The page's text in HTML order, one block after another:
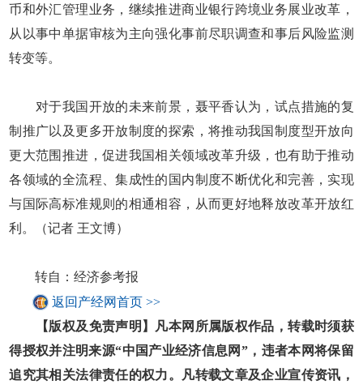
币和外汇管理业务，继续推进商业银行跨境业务展业改革，
从以事中单据审核为主向强化事前尽职调查和事后风险监测
转变等。
对于我国开放的未来前景，聂平香认为，试点措施的复
制推广以及更多开放制度的探索，将推动我国制度型开放向
更大范围推进，促进我国相关领域改革升级，也有助于推动
各领域的全流程、集成性的国内制度不断优化和完善，实现
与国际高标准规则的相通相容，从而更好地释放改革开放红
利。（记者 王文博）
转自：经济参考报
返回产经网首页 >>
【版权及免责声明】凡本网所属版权作品，转载时须获
得授权并注明来源“中国产业经济信息网”，违者本网将保留
追究其相关法律责任的权力。凡转载文章及企业宣传资讯，